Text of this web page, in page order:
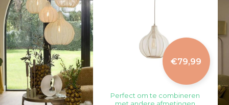
€79,99
Perfect om te combineren